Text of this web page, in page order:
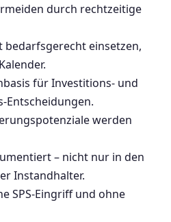
durch rechtzeitige
einsetzen,
für Investitions- und
Entscheidungen.
werden
– nicht nur in den
Instandhalter.
SPS-Eingriff und ohne